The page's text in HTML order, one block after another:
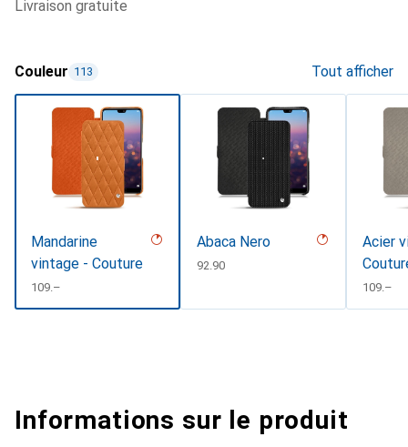
livraison gratuite
Couleur 113 Tout afficher
Mandarine
vintage - Couture
CHF
109.–
Abaca Nero
CHF
92.90
Acier
CHF
109.–
Informations sur le produit